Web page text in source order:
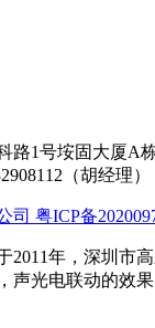
路1号垵固大厦A
（胡经理）
粤ICP备
年，深圳市
声光电联动的效